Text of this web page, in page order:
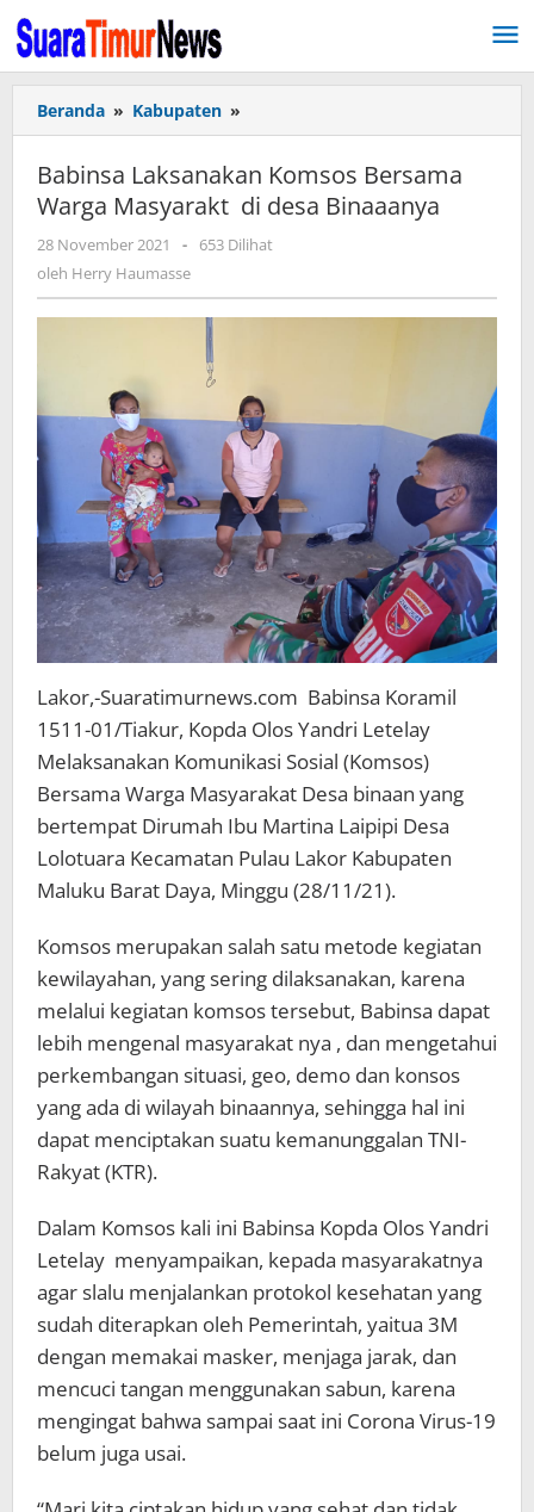
Lewati
ke
konten
Beranda » Kabupaten »
Laksanakan
Bersama
Warga
Masyarakt
Babinsa Laksanakan Komsos Bersama
Warga Masyarakt di desa Binaaanya
28 November 2021
oleh
Herry
-
653 Dilihat
oleh Herry Haumasse
Lakor,-Suaratimurnews.com Babinsa Koramil
1511-01/Tiakur, Kopda Olos Yandri Letelay
Melaksanakan Komunikasi Sosial (Komsos)
Bersama Warga Masyarakat Desa binaan yang
bertempat Dirumah Ibu Martina Laipipi Desa
Lolotuara Kecamatan Pulau Lakor Kabupaten
Maluku Barat Daya, Minggu (28/11/21).
Komsos merupakan salah satu metode kegiatan
kewilayahan, yang sering dilaksanakan, karena
melalui kegiatan komsos tersebut, Babinsa dapat
lebih mengenal masyarakat nya , dan mengetahui
perkembangan situasi, geo, demo dan konsos
yang ada di wilayah binaannya, sehingga hal ini
dapat menciptakan suatu kemanunggalan TNI-
Rakyat (KTR).
Dalam Komsos kali ini Babinsa Kopda Olos Yandri
Letelay menyampaikan, kepada masyarakatnya
agar slalu menjalankan protokol kesehatan yang
sudah diterapkan oleh Pemerintah, yaitua 3M
dengan memakai masker, menjaga jarak, dan
mencuci tangan menggunakan sabun, karena
mengingat bahwa sampai saat ini Corona Virus-19
belum juga usai.